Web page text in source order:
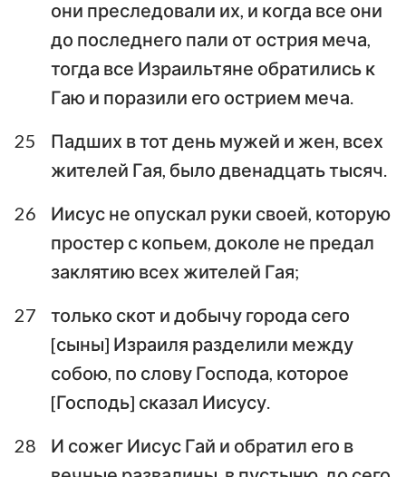
они преследовали их, и когда все они
до последнего пали от острия меча,
тогда все Израильтяне обратились к
Гаю и поразили его острием меча.
25
Падших в тот день мужей и жен, всех
жителей Гая, было двенадцать тысяч.
26
Иисус не опускал руки своей, которую
простер с копьем, доколе не предал
заклятию всех жителей Гая;
27
только скот и добычу города сего
[сыны] Израиля разделили между
собою, по слову Господа, которое
[Господь] сказал Иисусу.
28
И сожег Иисус Гай и обратил его в